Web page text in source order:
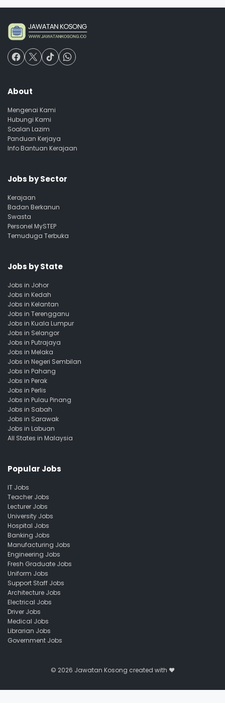
About
Mengenai Kami
Hubungi Kami
Soalan Lazim
Panduan Kerjaya
Info Bantuan Kerajaan
Jobs by Sector
Kerajaan
Badan Berkanun
Swasta
Personel MySTEP
Temuduga Terbuka
Jobs by State
Jobs in Johor
Jobs in Kedah
Jobs in Kelantan
Jobs in Terengganu
Jobs in Kuala Lumpur
Jobs in Selangor
Jobs in Putrajaya
Jobs in Melaka
Jobs in Negeri Sembilan
Jobs in Pahang
Jobs in Perak
Jobs in Perlis
Jobs in Pulau Pinang
Jobs in Sabah
Jobs in Sarawak
Jobs in Labuan
All States in Malaysia
Popular Jobs
IT Jobs
Teacher Jobs
Lecturer Jobs
University Jobs
Hospital Jobs
Banking Jobs
Manufacturing Jobs
Engineering Jobs
Fresh Graduate Jobs
Uniform Jobs
Support Staff Jobs
Architecture Jobs
Electrical Jobs
Driver Jobs
Medical Jobs
Librarian Jobs
Government Jobs
© 2026 Jawatan Kosong created with ❤️️